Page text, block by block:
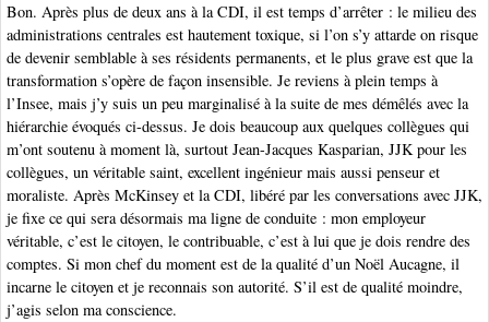
Bon. Après plus de deux ans à la CDI, il est temps d’arrêter : le milieu des
administrations centrales est hautement toxique, si l’on s’y attarde on risque
de devenir semblable à ses résidents permanents, et le plus grave est que la
transformation s’opère de façon insensible. Je reviens à plein temps à
l’Insee, mais j’y suis un peu marginalisé à la suite de mes démêlés avec la
hiérarchie évoqués ci-dessus. Je dois beaucoup aux quelques collègues qui
m’ont soutenu à moment là, surtout Jean-Jacques Kasparian, JJK pour les
collègues, un véritable saint, excellent ingénieur mais aussi penseur et
moraliste. Après McKinsey et la CDI, libéré par les conversations avec JJK,
je fixe ce qui sera désormais ma ligne de conduite : mon employeur
véritable, c’est le citoyen, le contribuable, c’est à lui que je dois rendre des
comptes. Si mon chef du moment est de la qualité d’un Noël Aucagne, il
incarne le citoyen et je reconnais son autorité. S’il est de qualité moindre,
j’agis selon ma conscience.